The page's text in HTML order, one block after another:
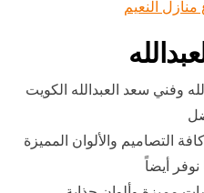
النعيم
وفني سعد العبدالله الكويت
التصاميم والألوان المميزة
أيضاً